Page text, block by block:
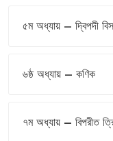
৫ম অধ্যায় – দ্বিপদী
৬ষ্ঠ অধ্যায় – কণিক
৭ম অধ্যায় – বিপরীত